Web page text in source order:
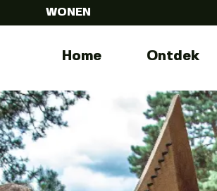
WONEN
MenuHome Ontdek